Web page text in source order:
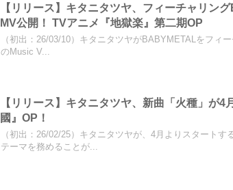
【リリース】キタニタツヤ、フィーチャリン
MV公開！ TVアニメ『地獄楽』第二期OP
（初出：26/03/10）キタニタツヤがBABYMETALをフィ
のMusic V...
【リリース】キタニタツヤ、新曲「火種」が
國』OP！
（初出：26/02/25）キタニタツヤが、4月よりスタートす
テーマを務めることが...